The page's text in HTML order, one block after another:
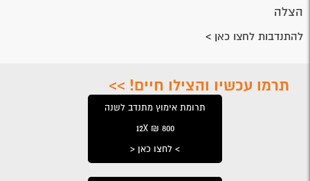
הצלה
להתנדבות לחצו כאן >
תרמו עכשיו והצילו חיים! >>
תרומת אימוץ מתנדב לשנה
800 ₪ 12X
> לחצו כאן <